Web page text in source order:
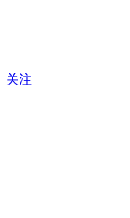
关注